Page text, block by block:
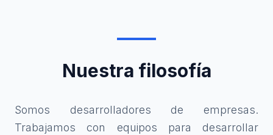
Nuestra filosofía
Somos desarrolladores de empresas.
Trabajamos con equipos para desarrollar